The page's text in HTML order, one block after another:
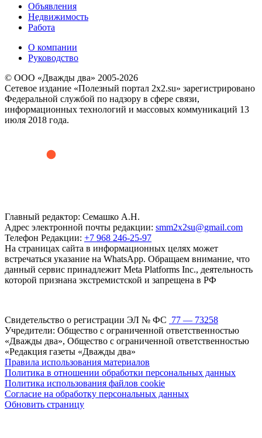
Объявления
Недвижимость
Работа
О компании
Руководство
© ООО «Дважды два» 2005-2026
Сетевое издание «Полезный портал 2x2.su» зарегистрировано
Федеральной службой по надзору в сфере связи,
информационных технологий и массовых коммуникаций 13
июля 2018 года.
Главный редактор: Семашко А.Н.
Адрес электронной почты редакции: smm2x2su@gmail.com
Телефон Редакции: +7 968 246-25-97
На страницах сайта в информационных целях может
встречаться указание на WhatsApp. Обращаем внимание, что
данный сервис принадлежит Meta Platforms Inc., деятельность
которой признана экстремистской и запрещена в РФ
Свидетельство о регистрации ЭЛ № ФС 77 — 73258
Учредители: Общество с ограниченной ответственностью
«Дважды два», Общество с ограниченной ответственностью
«Редакция газеты «Дважды два»
Правила использования материалов
Политика в отношении обработки персональных данных
Политика использования файлов cookie
Согласие на обработку персональных данных
Обновить страницу